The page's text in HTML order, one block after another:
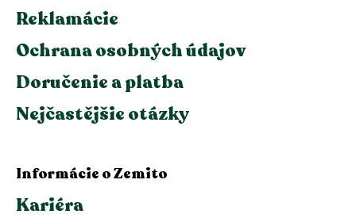
Reklamácie
Ochrana osobných údajov
Doručenie a platba
Nejčastějšie otázky
Informácie o Zemito
Kariéra